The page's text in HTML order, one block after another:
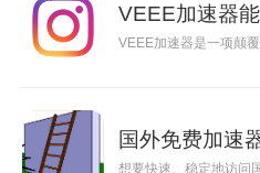
VEEE加速器
VEEE加速器是一项颠
国外免费加速
想要快速、稳定地访问